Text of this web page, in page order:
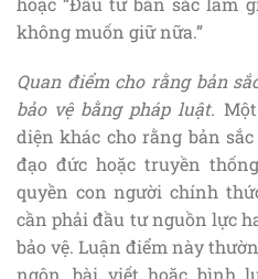
không muốn giữ nữa.”
Quan điểm cho rằng bản
bảo vệ bằng pháp luật.
diện khác cho rằng bản
đạo đức hoặc truyền
quyền con người chính
cần phải đầu tư nguồn lực
bảo vệ. Luận điểm này